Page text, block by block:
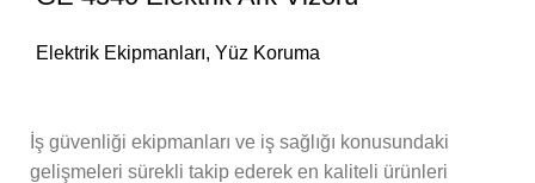
Elektrik Ekipmanları, Yüz Koruma
İş güvenliği ekipmanları ve iş sağlığı konusundaki
gelişmeleri sürekli takip ederek en kaliteli ürünleri